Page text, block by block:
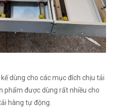
dùng cho các mục đích chịu tải
phẩm được dùng rất nhiều cho
hàng tự động.